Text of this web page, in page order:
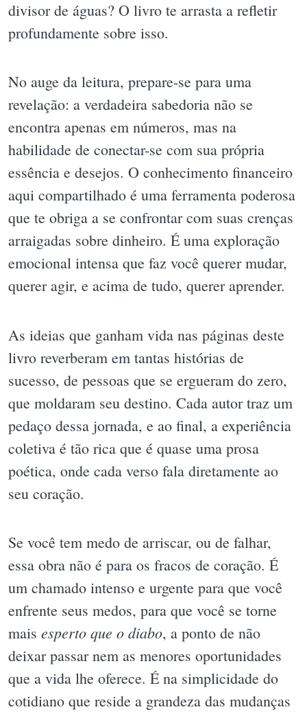
divisor de águas? O livro te arrasta a refletir
profundamente sobre isso.
No auge da leitura, prepare-se para uma
revelação: a verdadeira sabedoria não se
encontra apenas em números, mas na
habilidade de conectar-se com sua própria
essência e desejos. O conhecimento financeiro
aqui compartilhado é uma ferramenta poderosa
que te obriga a se confrontar com suas crenças
arraigadas sobre dinheiro. É uma exploração
emocional intensa que faz você querer mudar,
querer agir, e acima de tudo, querer aprender.
As ideias que ganham vida nas páginas deste
livro reverberam em tantas histórias de
sucesso, de pessoas que se ergueram do zero,
que moldaram seu destino. Cada autor traz um
pedaço dessa jornada, e ao final, a experiência
coletiva é tão rica que é quase uma prosa
poética, onde cada verso fala diretamente ao
seu coração.
Se você tem medo de arriscar, ou de falhar,
essa obra não é para os fracos de coração. É
um chamado intenso e urgente para que você
enfrente seus medos, para que você se torne
mais esperto que o diabo, a ponto de não
deixar passar nem as menores oportunidades
que a vida lhe oferece. É na simplicidade do
cotidiano que reside a grandeza das mudanças